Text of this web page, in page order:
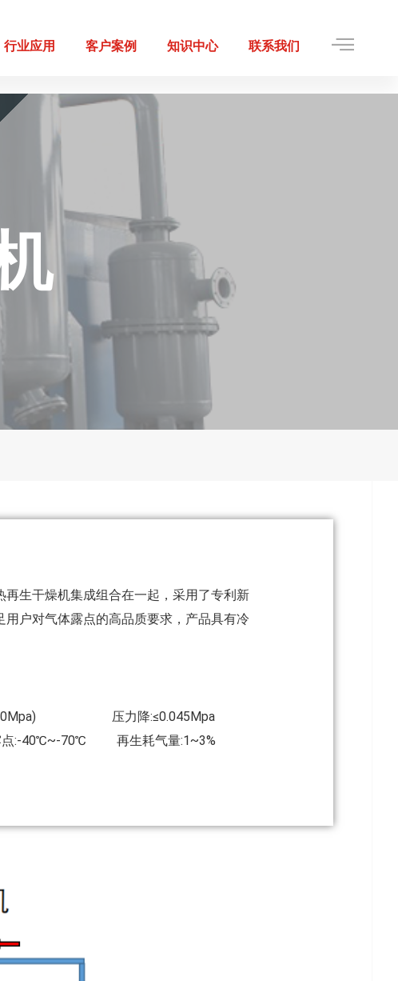
行业应用 客户案例 知识中心 联系我们
生干燥机集成组合在一起，采用了专利新
户对气体露点的高品质要求，产品具有冷
压力降:≤0.045Mpa
点:-40℃~-70℃ 再生耗气量:1~3%